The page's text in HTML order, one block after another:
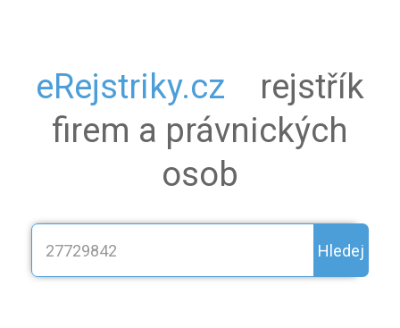
eRejstriky.cz
rejstřík
firem a právnických
osob
Hledej